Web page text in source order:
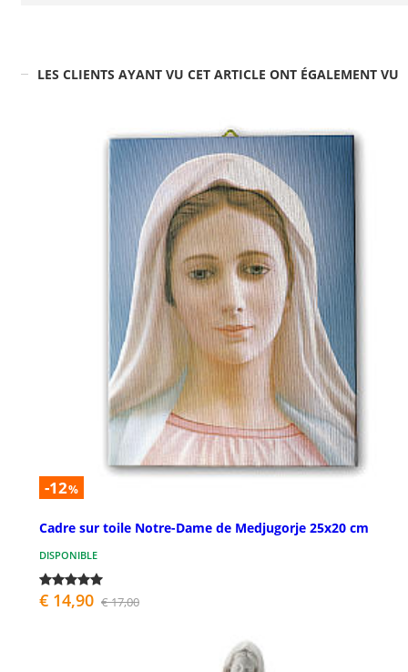
LES CLIENTS AYANT VU CET ARTICLE ONT ÉGALEMENT VU
-12%
Cadre sur toile Notre-Dame de Medjugorje 25x20 cm
DISPONIBLE
€ 14,90 € 17,00